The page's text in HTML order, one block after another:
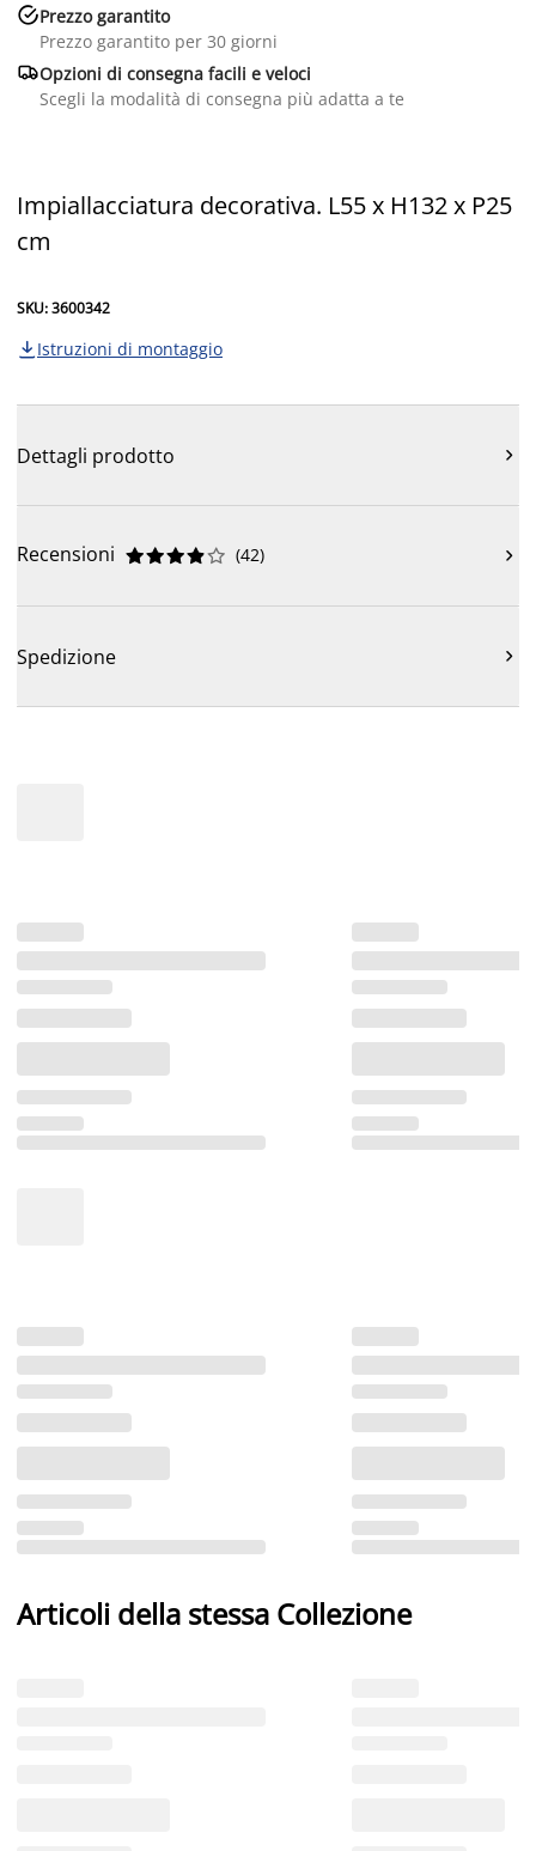
Prezzo garantito
Prezzo garantito per 30 giorni
Opzioni di consegna facili e veloci
Scegli la modalità di consegna più adatta a te
Impiallacciatura decorativa. L55 x H132 x P25
cm
SKU: 3600342
 Istruzioni di montaggio
Dettagli prodotto 
Recensioni 




 (42) 
Spedizione 
Articoli della stessa Collezione